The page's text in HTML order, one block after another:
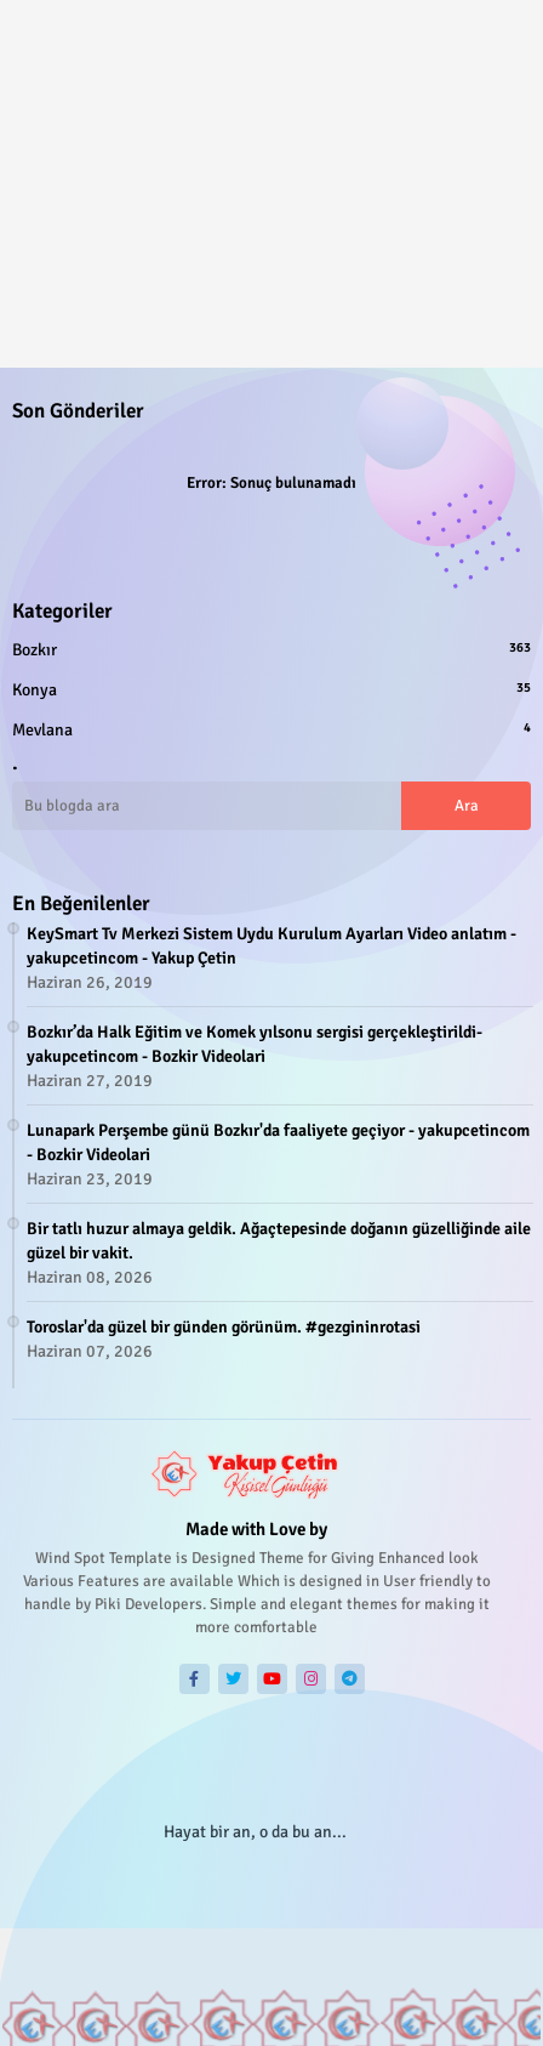
Son Gönderiler
Error: Sonuç bulunamadı
Kategoriler
Bozkır 363
Konya 35
Mevlana 4
.
En Beğenilenler
KeySmart Tv Merkezi Sistem Uydu Kurulum Ayarları Video anlatım -
yakupcetincom - Yakup Çetin
Haziran 26, 2019
Bozkır’da Halk Eğitim ve Komek yılsonu sergisi gerçekleştirildi-
yakupcetincom - Bozkir Videolari
Haziran 27, 2019
Lunapark Perşembe günü Bozkır'da faaliyete geçiyor - yakupcetincom
- Bozkir Videolari
Haziran 23, 2019
Bir tatlı huzur almaya geldik. Ağaçtepesinde doğanın güzelliğinde aile
güzel bir vakit.
Haziran 08, 2026
Toroslar'da güzel bir günden görünüm. #gezgininrotasi
Haziran 07, 2026
Made with Love by
Wind Spot Template is Designed Theme for Giving Enhanced look
Various Features are available Which is designed in User friendly to
handle by Piki Developers. Simple and elegant themes for making it
more comfortable
Hayat bir an, o da bu an...